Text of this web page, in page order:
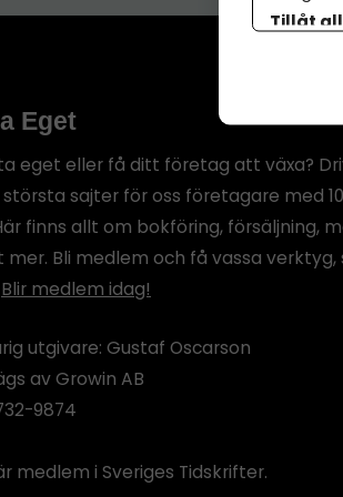
Eget
eget eller få ditt företag att växa?
största sajter för oss företagare med
finns allt om bokföring, försäljning,
Bli medlem och få vassa
Blir medlem idag!
utgivare: Gustaf Oscarson
av Growin AB
9874
medlem i Sveriges Tidskrifter.
Tillåt